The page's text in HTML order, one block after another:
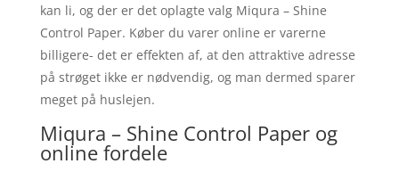
kan li, og der er det oplagte valg Miqura – Shine
Control Paper. Køber du varer online er varerne
billigere- det er effekten af, at den attraktive adresse
på strøget ikke er nødvendig, og man dermed sparer
meget på huslejen.
Miqura – Shine Control Paper og
online fordele